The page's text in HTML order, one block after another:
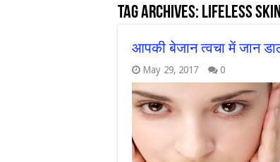
Tag Archives: Lifeless skin
आपकी बेजान त्वचा में जान
May 29, 2017 0